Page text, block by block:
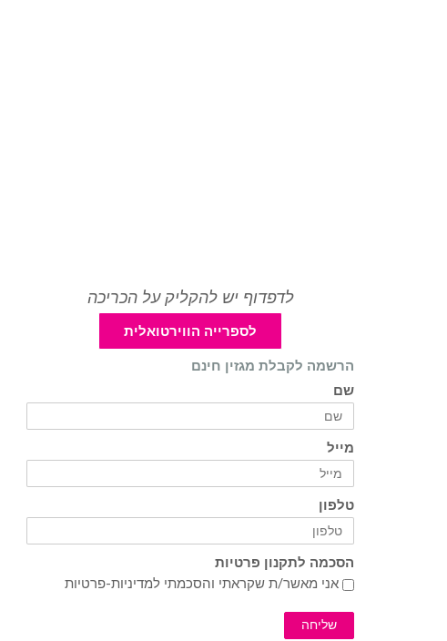
לדפדוף יש להקליק על הכריכה
לספרייה הווירטואלית
הרשמה לקבלת מגזין חינם
שם
מייל
טלפון
הסכמה לתקנון פרטיות
אני מאשר/ת שקראתי והסכמתי למדיניות-פרטיות
שליחה